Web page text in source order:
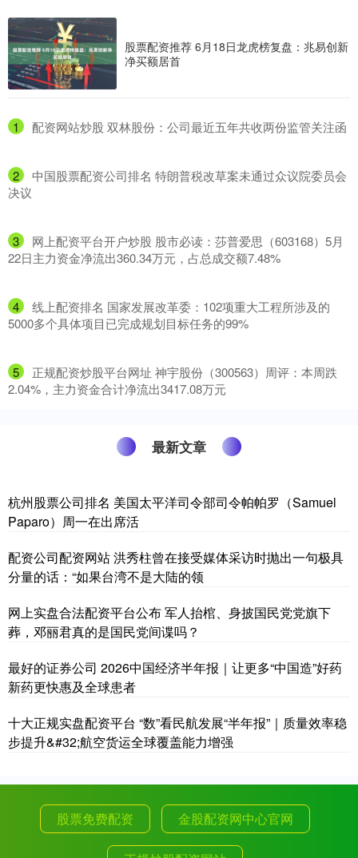
股票配资推荐 6月18日龙虎榜复盘：兆易创新
净买额居首
1 ​配资网站炒股 双林股份：公司最近五年共收两份监管关注函
2
​中国股票配资公司排名 特朗普税改草案未通过众议院委员会
决议
3
​网上配资平台开户炒股 股市必读：莎普爱思（603168）5月
22日主力资金净流出360.34万元，占总成交额7.48%
4
​线上配资排名 国家发展改革委：102项重大工程所涉及的
5000多个具体项目已完成规划目标任务的99%
5
​正规配资炒股平台网址 神宇股份（300563）周评：本周跌
2.04%，主力资金合计净流出3417.08万元
最新文章
杭州股票公司排名 美国太平洋司令部司令帕帕罗（Samuel
Paparo）周一在出席活
配资公司配资网站 洪秀柱曾在接受媒体采访时抛出一句极具
分量的话：“如果台湾不是大陆的领
网上实盘合法配资平台公布 军人抬棺、身披国民党党旗下
葬，邓丽君真的是国民党间谍吗？
最好的证券公司 2026中国经济半年报｜让更多“中国造”好药
新药更快惠及全球患者
十大正规实盘配资平台 “数”看民航发展“半年报”｜质量效率稳
步提升&#32;航空货运全球覆盖能力增强
股票免费配资 金股配资网中心官网